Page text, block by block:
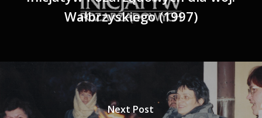
Wałbrzyskiego (1997)
Next Post